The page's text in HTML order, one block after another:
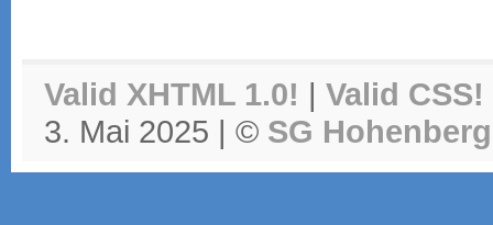
Valid XHTML 1.0! | Valid CSS!
3. Mai 2025 | © SG Hohenberg